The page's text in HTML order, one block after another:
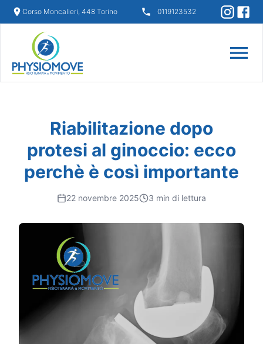
Corso Moncalieri, 448 Torino 0119123532
Riabilitazione dopo
protesi al ginoccio: ecco
perchè è così importante
22 novembre 2025 3 min di lettura